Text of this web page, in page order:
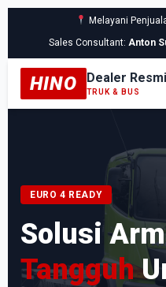
Melayani
Sales Consultant:Anton
HINO Dealer Resmi
TRUK & BUS
EURO 4 READY
Solusi
Tangguh